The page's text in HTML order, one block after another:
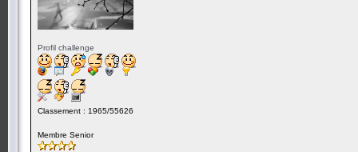
Profil challenge
Classement : 1965/55626
Membre Senior